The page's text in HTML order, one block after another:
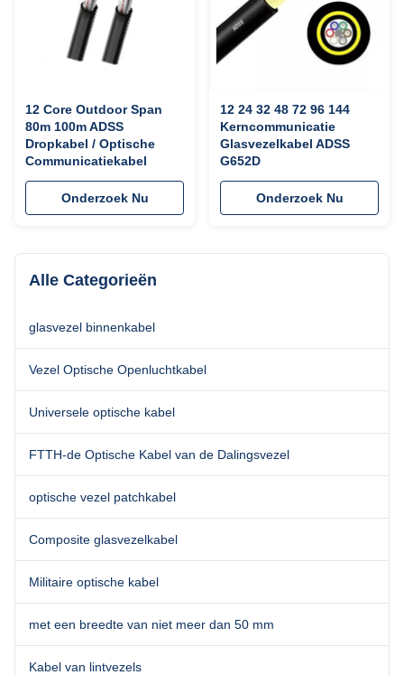
12 Core Outdoor Span
80m 100m ADSS
Dropkabel / Optische
Communicatiekabel
Onderzoek Nu
12 24 32 48 72 96 144
Kerncommunicatie
Glasvezelkabel ADSS
G652D
Onderzoek Nu
Alle Categorieën
glasvezel binnenkabel
Vezel Optische Openluchtkabel
Universele optische kabel
FTTH-de Optische Kabel van de Dalingsvezel
optische vezel patchkabel
Composite glasvezelkabel
Militaire optische kabel
met een breedte van niet meer dan 50 mm
Kabel van lintvezels